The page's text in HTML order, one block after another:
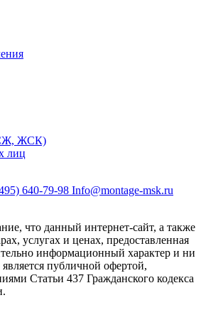
ЖСК)
лиц
640-79-98 Info@montage-msk.ru
что данный интернет-сайт, а также
услугах и ценах, предоставленная
информационный характер и ни
публичной офертой,
Статьи 437 Гражданского кодекса